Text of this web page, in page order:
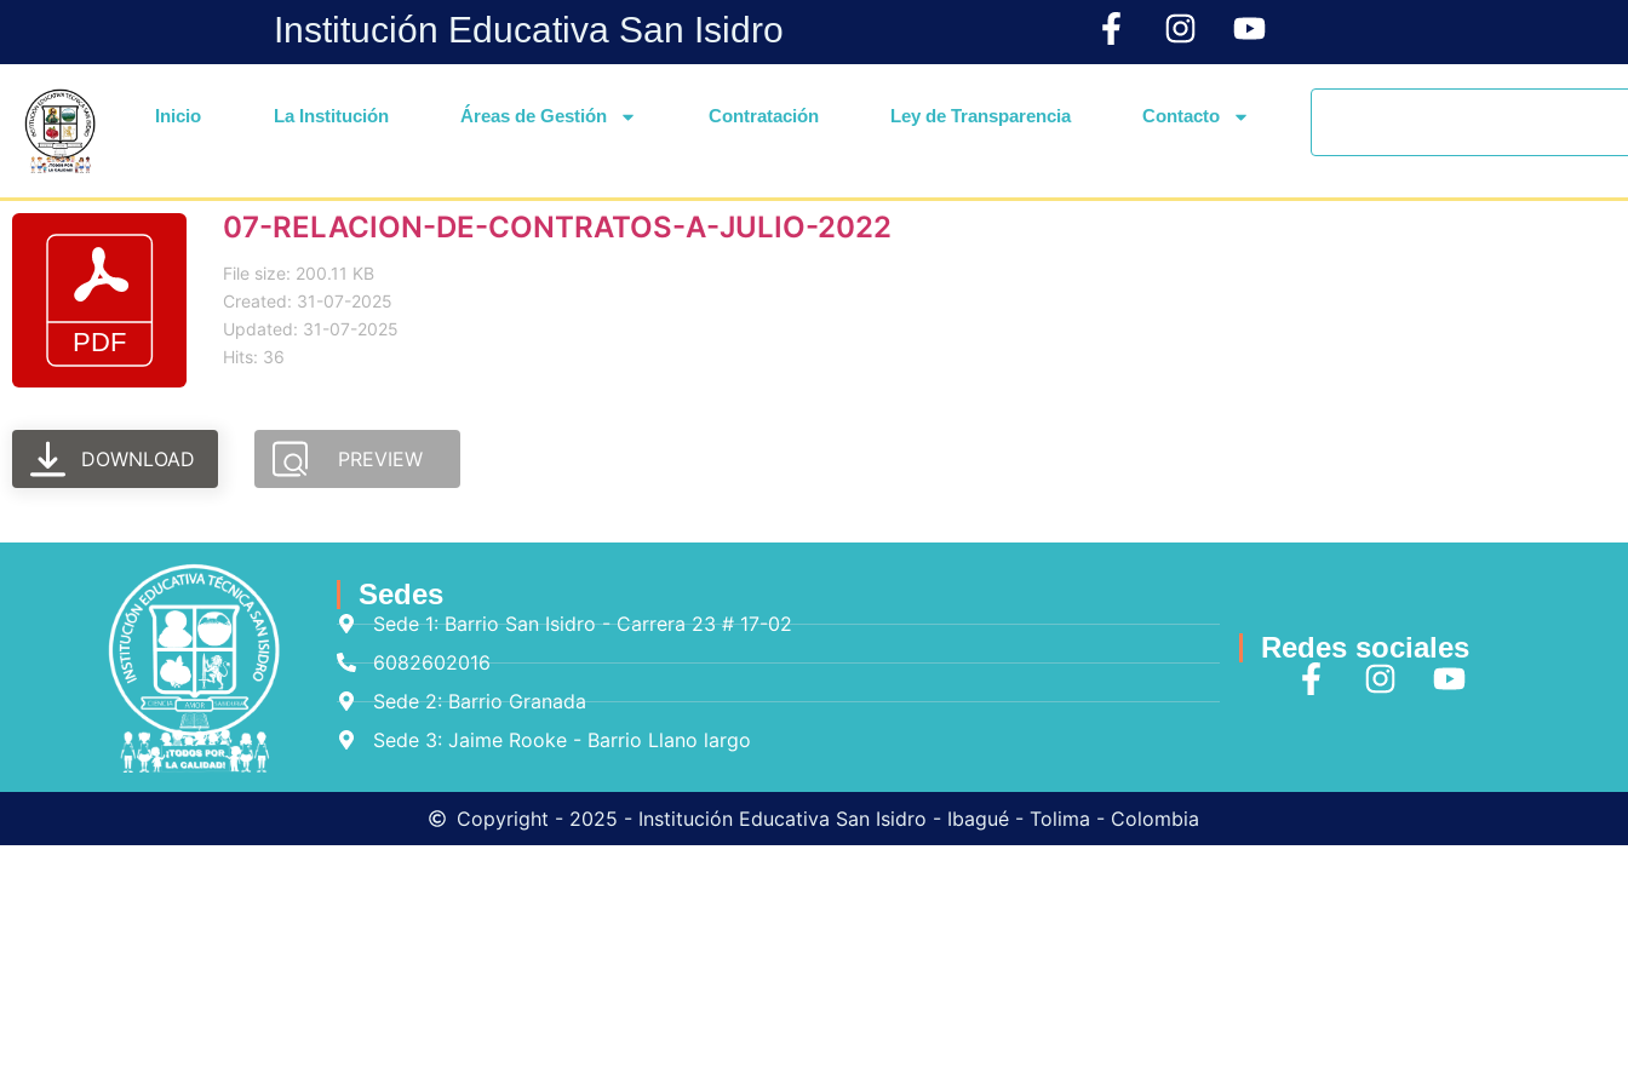
Institución Educativa San Isidro
Inicio La Institución Áreas de Gestión Contratación Ley de Transparencia Contacto
07-RELACION-DE-CONTRATOS-A-JULIO-2022
File size: 200.11 KB
Created: 31-07-2025
Updated: 31-07-2025
Hits: 36
DOWNLOAD PREVIEW
Sedes
Sede 1: Barrio San Isidro - Carrera 23 # 17-02
6082602016
Sede 2: Barrio Granada
Sede 3: Jaime Rooke - Barrio Llano largo
Redes sociales
Copyright - 2025 - Institución Educativa San Isidro - Ibagué - Tolima - Colombia